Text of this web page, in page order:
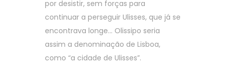
por desistir, sem forças para
continuar a perseguir Ulisses, que já se
encontrava longe… Olissipo seria
assim a denominação de Lisboa,
como “a cidade de Ulisses”.